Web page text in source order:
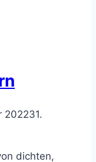
202231.
dichten,